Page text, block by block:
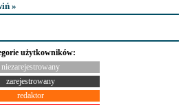
»
użytkowników:
niezarejestrowany
zarejestrowany
redaktor